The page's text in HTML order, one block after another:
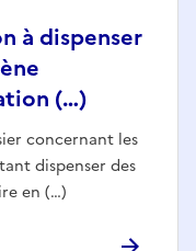
à dispenser
(…)
concernant les
dispenser des
en (…)